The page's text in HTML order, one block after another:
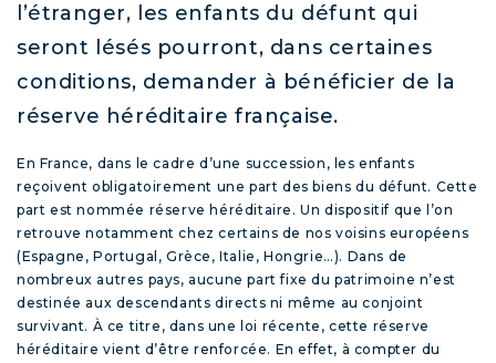
l’étranger, les enfants du défunt qui
seront lésés pourront, dans certaines
conditions, demander à bénéficier de la
réserve héréditaire française.
En France, dans le cadre d’une succession, les enfants
reçoivent obligatoirement une part des biens du défunt. Cette
part est nommée réserve héréditaire. Un dispositif que l’on
retrouve notamment chez certains de nos voisins européens
(Espagne, Portugal, Grèce, Italie, Hongrie…). Dans de
nombreux autres pays, aucune part fixe du patrimoine n’est
destinée aux descendants directs ni même au conjoint
survivant. À ce titre, dans une loi récente, cette réserve
héréditaire vient d’être renforcée. En effet, à compter du